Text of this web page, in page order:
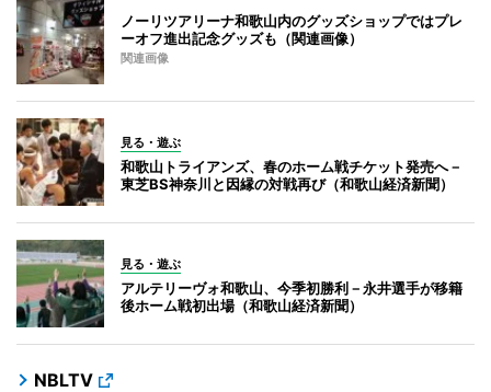
ノーリツアリーナ和歌山内のグッズショップではプレ
ーオフ進出記念グッズも（関連画像）
関連画像
見る・遊ぶ
和歌山トライアンズ、春のホーム戦チケット発売へ－
東芝BS神奈川と因縁の対戦再び（和歌山経済新聞）
見る・遊ぶ
アルテリーヴォ和歌山、今季初勝利－永井選手が移籍
後ホーム戦初出場（和歌山経済新聞）
NBLTV